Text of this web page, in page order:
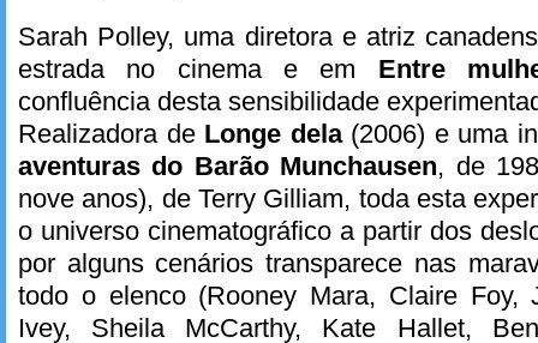
Sarah Polley, uma diretora e atriz
estrada no cinema e em Entre
confluência desta sensibilidade
Realizadora de Longe dela (2006) e uma
aventuras do Barão Munchausen, de
nove anos), de Terry Gilliam, toda esta
o universo cinematográfico a partir dos
por alguns cenários transparece nas
todo o elenco (Rooney Mara, Claire Foy,
Ivey, Sheila McCarthy, Kate Hallet,